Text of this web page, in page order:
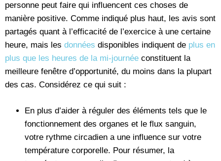
personne peut faire qui influencent ces choses de
manière positive. Comme indiqué plus haut, les avis sont
partagés quant à l’efficacité de l’exercice à une certaine
heure, mais les données disponibles indiquent de plus en
plus que les heures de la mi-journée constituent la
meilleure fenêtre d’opportunité, du moins dans la plupart
des cas. Considérez ce qui suit :
En plus d’aider à réguler des éléments tels que le
fonctionnement des organes et le flux sanguin,
votre rythme circadien a une influence sur votre
température corporelle. Pour résumer, la